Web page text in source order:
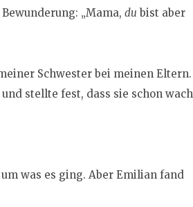
„Mama, du bist aber
Schwester bei meinen Eltern.
stellte fest, dass sie schon wach
was es ging. Aber Emilian fand